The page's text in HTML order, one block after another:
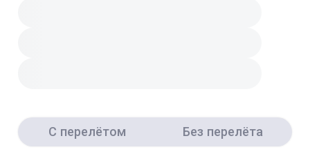
С перелётом Без перелёта